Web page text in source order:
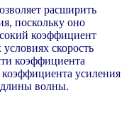
расширить
поскольку оно
коэффициент
скорость
коэффициента
усиления
длины волны.